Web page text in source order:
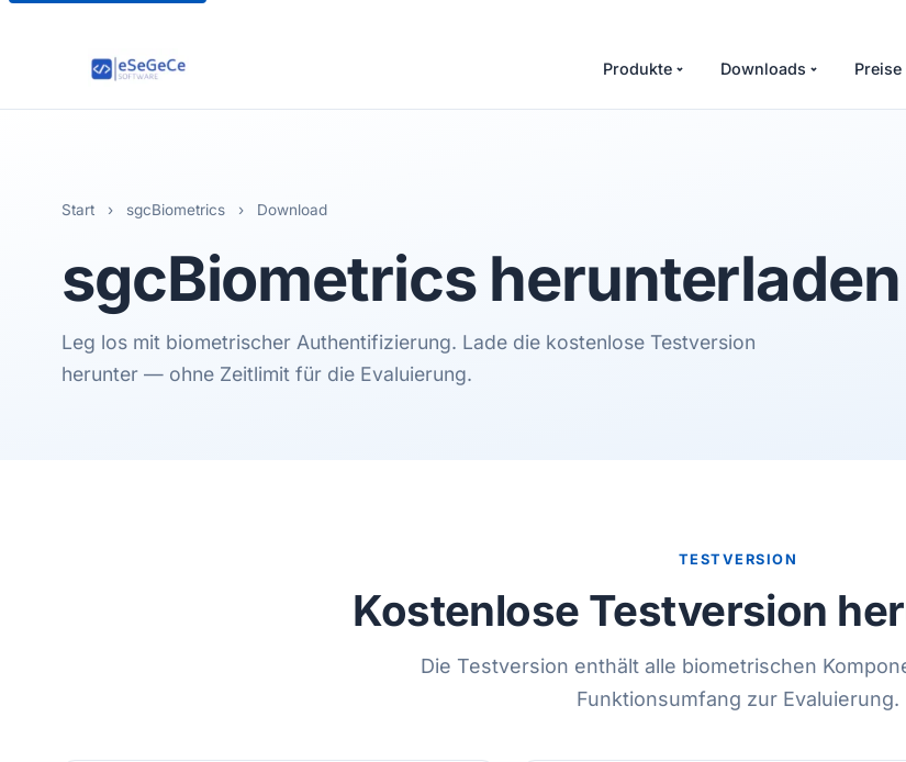
Produkte Downloads Preise
Start › sgcBiometrics › Download
sgcBiometricsherunterladen
Leg los mit biometrischer Authentifizierung. Lade die kostenlose Testversion
herunter — ohne Zeitlimit für die Evaluierung.
TESTVERSION
Kostenlose Testversion
Die Testversion enthält alle biometrischen
Funktionsumfang zur Evaluierung.